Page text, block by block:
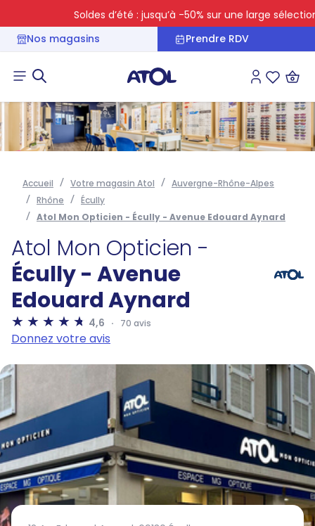
Soldes d’été : jusqu’à -50% sur une large sélection
Nos magasins
Prendre RDV
Connexion
Accueil Votre magasin Atol
Auvergne-Rhône-Alpes
Rhône
Écully
Atol Mon Opticien - Écully - Avenue Edouard Aynard
Atol Mon Opticien -
Écully - Avenue
Edouard Aynard
4,6 70 avis
Donnez votre avis